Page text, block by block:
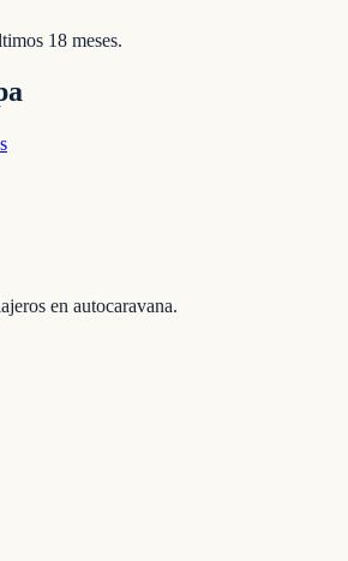
18 meses.
en autocaravana.